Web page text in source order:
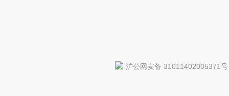
沪公网安备 31011402005371号